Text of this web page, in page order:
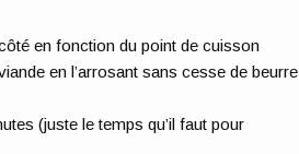
en fonction du point de cuisson
en l’arrosant sans cesse de beurre
(juste le temps qu’il faut pour